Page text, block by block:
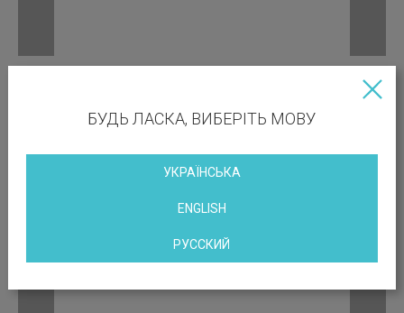
БУДЬ ЛАСКА, ВИБЕРІТЬ МОВУ
УКРАЇНСЬКА
ENGLISH
РУССКИЙ